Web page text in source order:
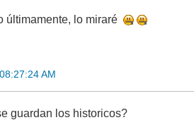
últimamente, lo miraré
AM
guardan los historicos?